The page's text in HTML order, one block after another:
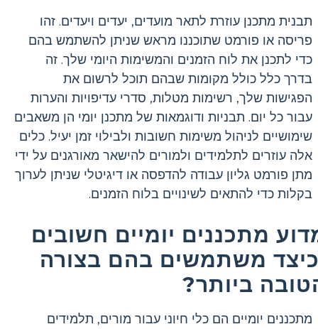
תבנית מתכנן עוזרת לתאר מועדים, יעדים ויעדים. זהו
פריסה או פורמט שתוכננו מראש שניתן להשתמש בהם
כדי לתכנן את לוח הזמנים והמשימות היומי שלך. זה
בדרך כלל כולל מקומות שבהם תוכל לרשום את
הפגישות שלך, רשימות מטלות, סדרי עדיפויות והערות
עבור כל יום. תבניות ודוגמאות של מתכנן יומי הן משאבים
שימושיים לניהול משימות חשובות ולבילוי זמן יעיל. כלים
אלה עוזרים לתלמידים ולמורים להישאר מאורגנים על ידי
מתן פורמט גליון עבודה להדפסה או דיגיטלי שניתן לערוך
בקלות כדי להתאים לשינויים בלוח הזמנים.
מתכננים יומיים חשובים
משתמשים בהם בצורה
ביותר?
מתכננים יומיים הם כלי חיוני עבור מורים, תלמידים